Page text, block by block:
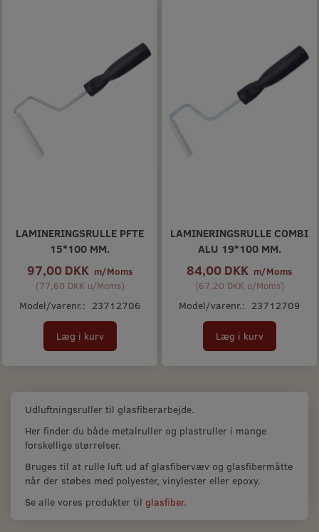
LAMINERINGSRULLE PFTE
15*100 MM.
97,00 DKK m/Moms
(77,60 DKK u/Moms)
Model/varenr.: 23712706
Læg i kurv
LAMINERINGSRULLE COMBI
ALU 19*100 MM.
84,00 DKK m/Moms
(67,20 DKK u/Moms)
Model/varenr.: 23712709
Læg i kurv
Udluftningsruller til glasfiberarbejde.
Her finder du både metalruller og plastruller i mange
forskellige størrelser.
Bruges til at rulle luft ud af glasfibervæv og glasfibermåtte
når der støbes med polyester, vinylester eller epoxy.
Se alle vores produkter til glasfiber.